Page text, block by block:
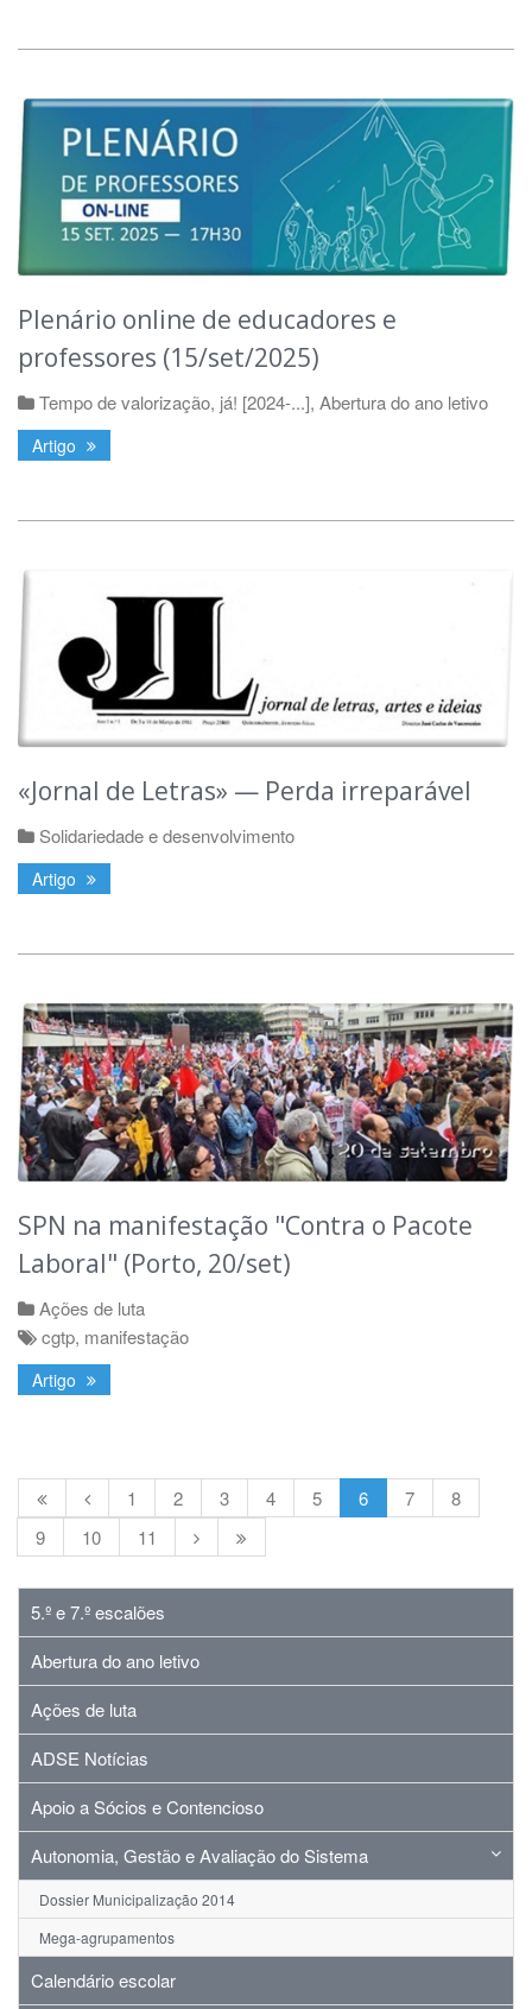
Plenário online de educadores e
professores (15/set/2025)
Tempo de valorização, já! [2024-...], Abertura do ano letivo
Artigo
«Jornal de Letras» — Perda irreparável
Solidariedade e desenvolvimento
Artigo
SPN na manifestação "Contra o Pacote
Laboral" (Porto, 20/set)
Ações de luta
cgtp, manifestação
Artigo
1 2 3 4 5 6 7
8
9
10 11
5.º e 7.º escalões
Abertura do ano letivo
Ações de luta
ADSE Notícias
Apoio a Sócios e Contencioso
Autonomia, Gestão e Avaliação do Sistema
Dossier Municipalização 2014
Mega-agrupamentos
Calendário escolar